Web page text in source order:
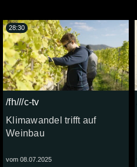
/fh///c-tv
Klimawandel trifft auf
Weinbau
vom 08.07.2025
28:30